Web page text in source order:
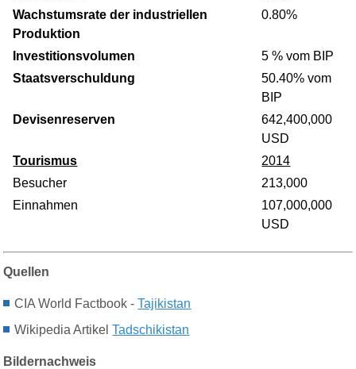
Wachstumsrate der industriellen
Produktion
0.80%
Investitionsvolumen
5 % vom BIP
Staatsverschuldung
50.40% vom
BIP
Devisenreserven
642,400,000
USD
Tourismus
2014
Besucher
213,000
Einnahmen
107,000,000
USD
Quellen
CIA World Factbook -Tajikistan
Wikipedia ArtikelTadschikistan
Bildernachweis